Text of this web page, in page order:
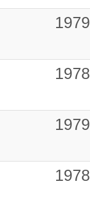
1979
1978
1979
1978